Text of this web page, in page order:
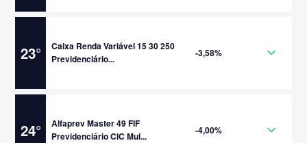
23°
Caixa Renda Variável 15 30 250
Previdenciário...
-3,58%
24°
Alfaprev Master 49 FIF
Previdenciário CIC Mul...
-4,00%